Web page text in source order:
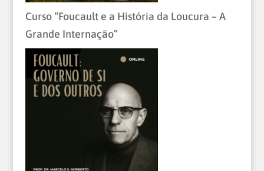
Curso “Foucault e a História da Loucura – A
Grande Internação”